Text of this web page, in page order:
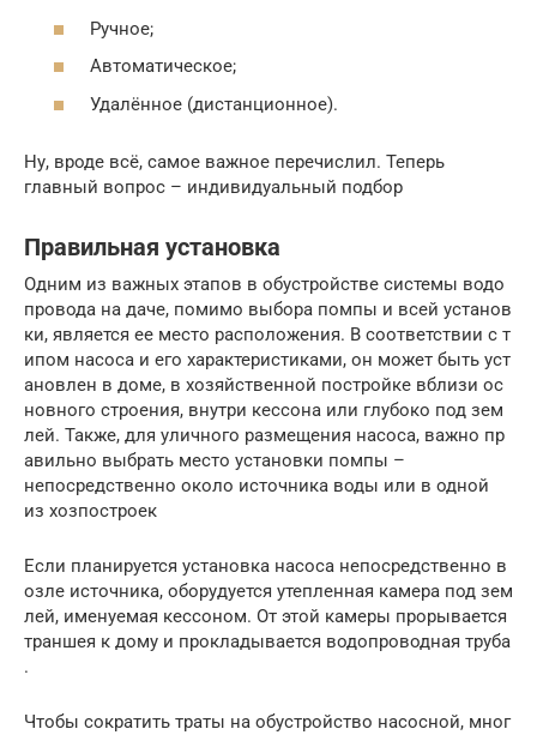
Ручное;
Автоматическое;
Удалённое (дистанционное).
Ну, вроде всё, самое важное перечислил. Теперь
главный вопрос – индивидуальный подбор
Правильная установка
Одним из важных этапов в обустройстве системы водо
провода на даче, помимо выбора помпы и всей установ
ки, является ее место расположения. В соответствии с т
ипом насоса и его характеристиками, он может быть уст
ановлен в доме, в хозяйственной постройке вблизи ос
новного строения, внутри кессона или глубоко под зем
лей. Также, для уличного размещения насоса, важно пр
авильно выбрать место установки помпы –
непосредственно около источника воды или в одной
из хозпостроек
Если планируется установка насоса непосредственно в
озле источника, оборудуется утепленная камера под зем
лей, именуемая кессоном. От этой камеры прорывается
траншея к дому и прокладывается водопроводная труба
.
Чтобы сократить траты на обустройство насосной, мног